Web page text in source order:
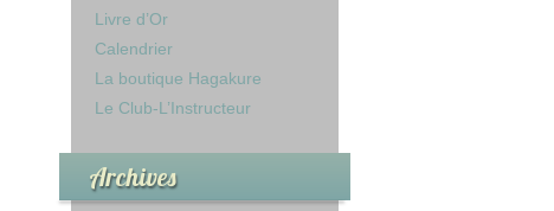
Livre d’Or
Calendrier
La boutique Hagakure
Le Club-L’Instructeur
Archives